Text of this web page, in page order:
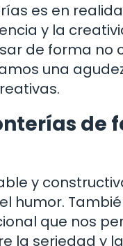
es en
y la
de forma no
una
de
y
humor.
que nos
la seriedad y la